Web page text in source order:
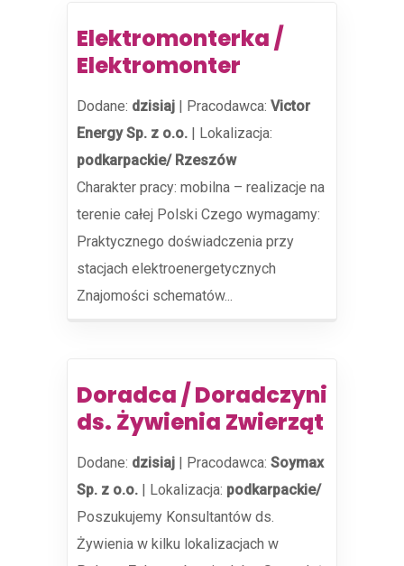
Elektromonterka /
Elektromonter
Dodane: dzisiaj | Pracodawca: Victor
Energy Sp. z o.o. | Lokalizacja:
podkarpackie/ Rzeszów
Charakter pracy: mobilna – realizacje na
terenie całej Polski Czego wymagamy:
Praktycznego doświadczenia przy
stacjach elektroenergetycznych
Znajomości schematów...
Doradca / Doradczyni
ds. Żywienia Zwierząt
Dodane: dzisiaj | Pracodawca: Soymax
Sp. z o.o. | Lokalizacja: podkarpackie/
Poszukujemy Konsultantów ds.
Żywienia w kilku lokalizacjach w